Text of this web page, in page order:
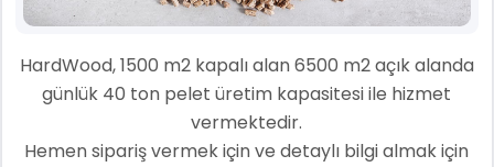
HardWood, 1500 m2 kapalı alan 6500 m2 açık alanda
günlük 40 ton pelet üretim kapasitesi ile hizmet
vermektedir.
Hemen sipariş vermek için ve detaylı bilgi almak için